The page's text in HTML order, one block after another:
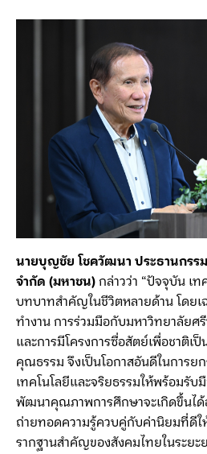
นายบุญชัย โชควัฒนา ประธานกร
จำกัด(มหาชน)กล่าวว่า “ปัจจุบัน เท
บทบาทสำคัญในชีวิตหลายด้าน โดยเ
ทำงาน การร่วมมือกับมหาวิทยาลัยศ
และการมีโครงการซื่อสัตย์เพื่อชาติเ
คุณธรรม จึงเป็นโอกาสอันดีในการย
เทคโนโลยีและจริยธรรมให้พร้อมรับ
พัฒนาคุณภาพการศึกษาจะเกิดขึ้นได้
ถ่ายทอดความรู้ควบคู่กับค่านิยมที่ดีใ
รากฐานสำคัญของสังคมไทยในระยะ